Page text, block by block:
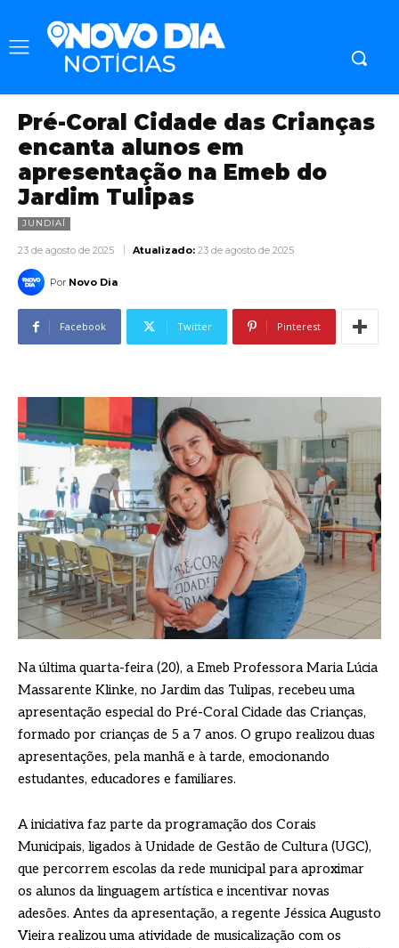
Pré-Coral Cidade das Crianças
encanta alunos em
apresentação na Emeb do
Jardim Tulipas
JUNDIAÍ
23 de agosto de 2025 Atualizado: 23 de agosto de 2025
Por Novo Dia
Facebook Twitter Pinterest
Na última quarta-feira (20), a Emeb Professora Maria Lúcia
Massarente Klinke, no Jardim das Tulipas, recebeu uma
apresentação especial do Pré-Coral Cidade das Crianças,
formado por crianças de 5 a 7 anos. O grupo realizou duas
apresentações, pela manhã e à tarde, emocionando
estudantes, educadores e familiares.
A iniciativa faz parte da programação dos Corais
Municipais, ligados à Unidade de Gestão de Cultura (UGC),
que percorrem escolas da rede municipal para aproximar
os alunos da linguagem artística e incentivar novas
adesões. Antes da apresentação, a regente Jéssica Augusto
Vieira realizou uma atividade de musicalização com os